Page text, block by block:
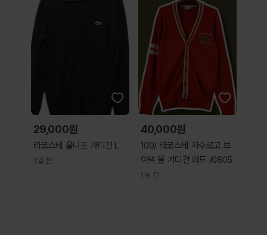
29,000원
라코스테 울니트 가디건 L
1일 전
40,000원
100/ 라코스테 자수로고 브
이넥 울 가디건 레드 /0805
1일 전